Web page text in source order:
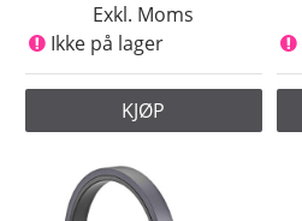
Exkl. Moms
Ikke på lager
KJØP